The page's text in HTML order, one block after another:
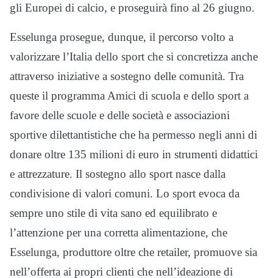
gli Europei di calcio, e proseguirà fino al 26 giugno.
Esselunga prosegue, dunque, il percorso volto a
valorizzare l’Italia dello sport che si concretizza anche
attraverso iniziative a sostegno delle comunità. Tra
queste il programma Amici di scuola e dello sport a
favore delle scuole e delle società e associazioni
sportive dilettantistiche che ha permesso negli anni di
donare oltre 135 milioni di euro in strumenti didattici
e attrezzature. Il sostegno allo sport nasce dalla
condivisione di valori comuni. Lo sport evoca da
sempre uno stile di vita sano ed equilibrato e
l’attenzione per una corretta alimentazione, che
Esselunga, produttore oltre che retailer, promuove sia
nell’offerta ai propri clienti che nell’ideazione di